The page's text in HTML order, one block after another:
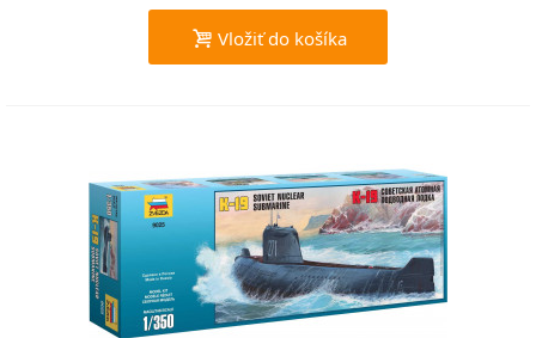
Vložiť do košíka